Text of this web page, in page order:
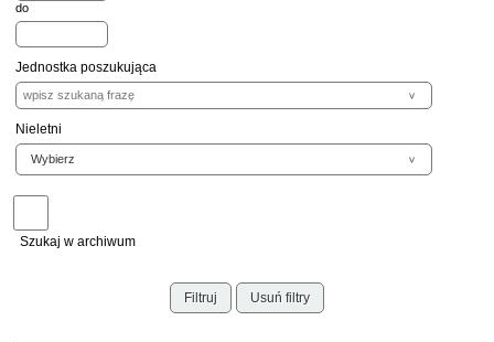
do
Jednostka poszukująca
Nieletni
Szukaj w archiwum
Filtruj Usuń filtry